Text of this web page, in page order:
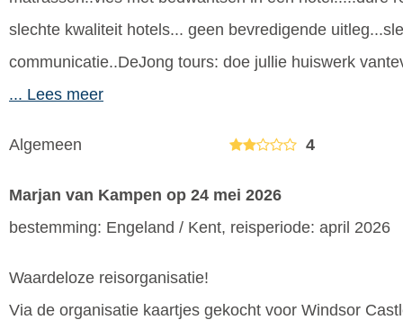
slechte kwaliteit hotels... geen bevredigende
communicatie..DeJong tours: doe jullie huiswerk
... Lees meer
Algemeen 4
Marjan van Kampen op 24 mei 2026
bestemming: Engeland / Kent, reisperiode: april 2026
Waardeloze reisorganisatie!
Via de organisatie kaartjes gekocht voor Windsor